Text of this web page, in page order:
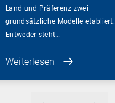
Land und Präferenz zwei
grundsätzliche Modelle etabliert:
Entweder steht…
Weiterlesen